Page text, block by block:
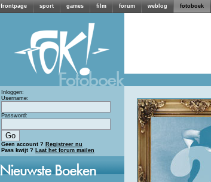
frontpage sport games film forum weblog fotoboek
Inloggen:
Username:
Password:
Geen account ? Registreer nu
Pass kwijt ? Laat het forum mailen